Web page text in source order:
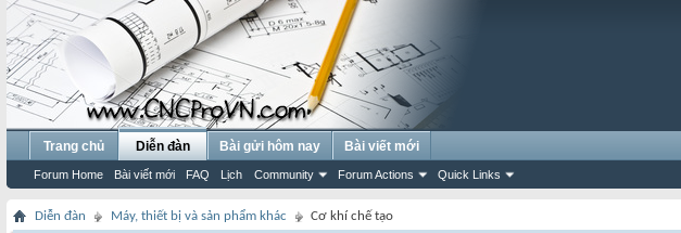
Trang chủ Diễn đàn
Forum Home Bài viết mới FAQ Lịch Community Forum Actions Quick Links
Bài gửi hôm nay Bài viết mới
Diễn đàn Máy, thiết bị và sản phẩm khác Cơ khí chế tạo